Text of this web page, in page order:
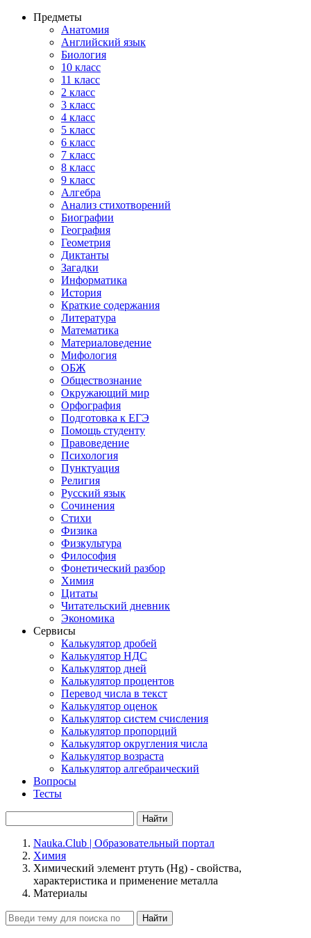
Предметы
Анатомия
Английский язык
Биология
10 класс
11 класс
2 класс
3 класс
4 класс
5 класс
6 класс
7 класс
8 класс
9 класс
Алгебра
Анализ стихотворений
Биографии
География
Геометрия
Диктанты
Загадки
Информатика
История
Краткие содержания
Литература
Математика
Материаловедение
Мифология
ОБЖ
Обществознание
Окружающий мир
Орфография
Подготовка к ЕГЭ
Помощь студенту
Правоведение
Психология
Пунктуация
Религия
Русский язык
Сочинения
Стихи
Физика
Физкультура
Философия
Фонетический разбор
Химия
Цитаты
Читательский дневник
Экономика
Сервисы
Калькулятор дробей
Калькулятор НДС
Калькулятор дней
Калькулятор процентов
Перевод числа в текст
Калькулятор оценок
Калькулятор систем счисления
Калькулятор пропорций
Калькулятор округления числа
Калькулятор возраста
Калькулятор алгебраический
Вопросы
Тесты
Найти
Nauka.Club | Образовательный портал
Химия
Химический элемент ртуть (Hg) - свойства,
характеристика и применение металла
Материалы
Найти